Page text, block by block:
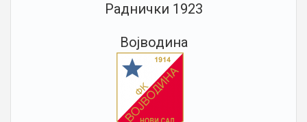
Раднички 1923
Војводина